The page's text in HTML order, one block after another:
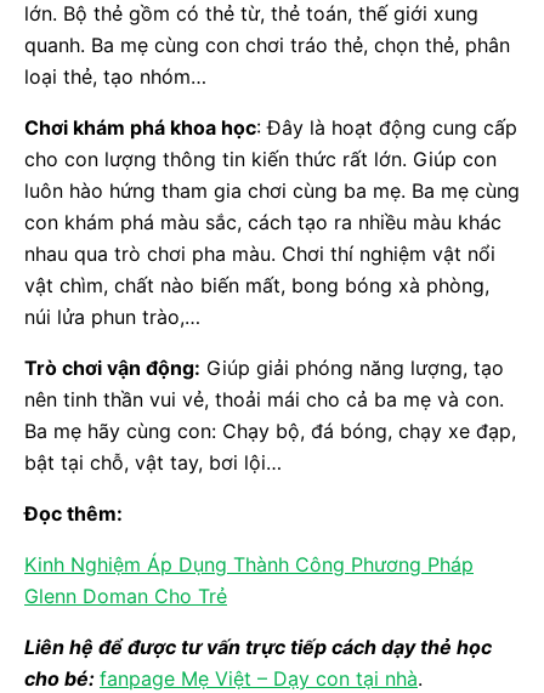
lớn. Bộ thẻ gồm có thẻ từ, thẻ toán, thế giới xung
quanh. Ba mẹ cùng con chơi tráo thẻ, chọn thẻ, phân
loại thẻ, tạo nhóm…
Chơi khám phá khoa học: Đây là hoạt động cung cấp
cho con lượng thông tin kiến thức rất lớn. Giúp con
luôn hào hứng tham gia chơi cùng ba mẹ. Ba mẹ cùng
con khám phá màu sắc, cách tạo ra nhiều màu khác
nhau qua trò chơi pha màu. Chơi thí nghiệm vật nổi
vật chìm, chất nào biến mất, bong bóng xà phòng,
núi lửa phun trào,…
Trò chơi vận động: Giúp giải phóng năng lượng, tạo
nên tinh thần vui vẻ, thoải mái cho cả ba mẹ và con.
Ba mẹ hãy cùng con: Chạy bộ, đá bóng, chạy xe đạp,
bật tại chỗ, vật tay, bơi lội…
Đọc thêm:
Kinh Nghiệm Áp Dụng Thành Công Phương Pháp
Glenn Doman Cho Trẻ
Liên hệ để được tư vấn trực tiếp cách dạy thẻ học
cho bé: fanpage Mẹ Việt – Dạy con tại nhà.